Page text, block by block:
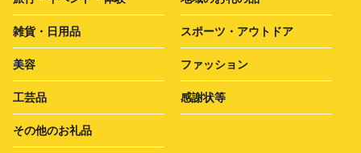
雑貨・日用品 スポーツ・アウトドア
美容 ファッション
工芸品 感謝状等
その他のお礼品